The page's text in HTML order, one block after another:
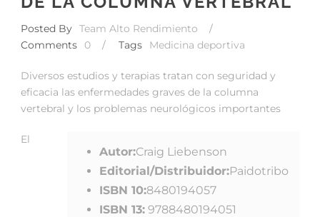
Posted By Team Alto Rendimiento
/
Comments
0 / Tags Medicina deportiva
Diversos estudios y terapias tratan con seguridad y
eficacia las enfermedades graves de la columna
vertebral y los problemas neurológicos importantes
Autor:Craig Liebenson
Editorial/Distribuidor:Paidotribo
ISBN 10:8480194057
ISBN 13: 9788480194051
El